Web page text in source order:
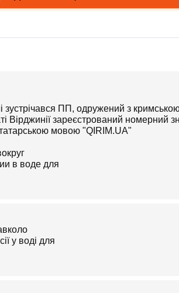
ПП, одружений з
Вірджинії зареєстрований номерний
мовою "QIRIM.UA"